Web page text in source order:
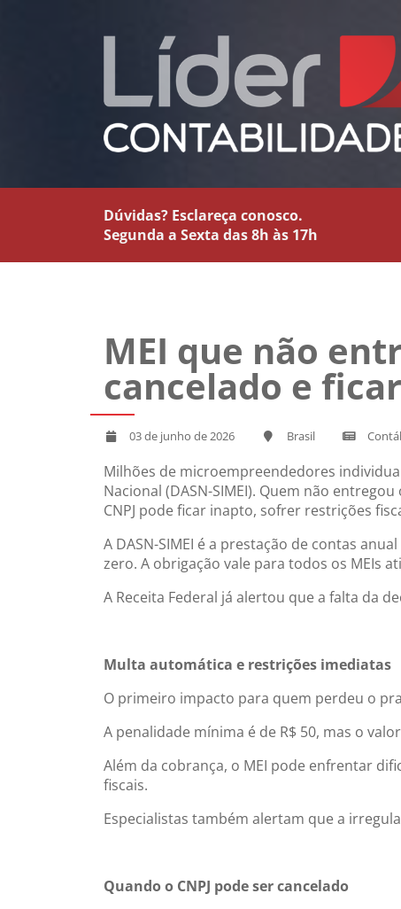
Dúvidas? Esclareça conosco.
Segunda a Sexta das 8h às 17h
MEI que não
cancelado e
03 de junho de 2026 Brasil
Milhões de microempreendedores
Nacional (DASN-SIMEI). Quem não
CNPJ pode ficar inapto, sofrer restrições
A DASN-SIMEI é a prestação de contas
zero. A obrigação vale para todos os MEIs
A Receita Federal já alertou que a falta da
Multa automática e restrições imediatas
O primeiro impacto para quem perdeu o
A penalidade mínima é de R$ 50, mas o
Além da cobrança, o MEI pode enfrentar
fiscais.
Especialistas também alertam que a
Quando o CNPJ pode ser cancelado